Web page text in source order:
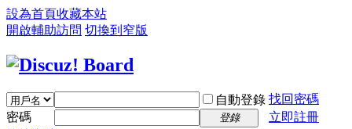
設為首頁收藏本站
開啟輔助訪問 切換到窄版
自動登錄 找回密碼
密碼
登錄
立即註冊